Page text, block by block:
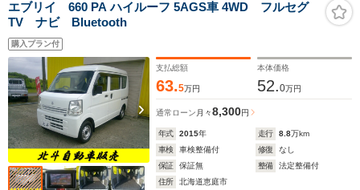
エブリイ 660 PA ハイルーフ 5AGS車 4WD フルセグ
TV ナビ Bluetooth
購入プラン付
支払総額
63.5万円
本体価格
52.0万円
通常ローン 月々8,300円
年式 2015年 走行 8.8万km
車検
車検整備付 修復
なし
保証
保証無 整備
法定整備付
住所
北海道恵庭市